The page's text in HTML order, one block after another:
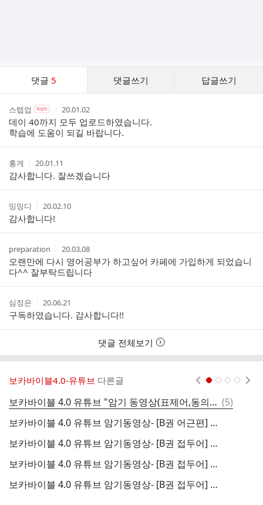
댓글 5 댓글쓰기 답글쓰기
트
작
성
자
스텝업 작
성
자
본
인
부
작
자
작
성
시
간
20.01.02
데이 40까지 모두 업로드하였습니다.
학습에 도움이 되길 바랍니다.
작
성
자
홍게
작
성
시
간
20.01.11
감사합니다. 잘쓰겠습니다
작
성
자
밍밍디
작
성
시
간
20.02.10
감사합니다!
작
성
자
preparation
작
성
시
간
20.03.08
오랜만에 다시 영어공부가 하고싶어 카페에 가입하게 되었습니
다^^ 잘부탁드립니다
작
성
자
심정은
작
성
시
간
20.06.21
구독하였습니다. 감사합니다!!
댓글 전체보기
보카바이블4.0-유튜브 다른글
보카바이블 4.0 유튜브 "암기 동영상(표제어,동의어,어원)" 업데이트 안내(2020.09.10) 댓
글
(5)
보카바이블 4.0 유튜브 암기동영상- [B권 어근편] DAY 11
보카바이블 4.0 유튜브 암기동영상- [B권 접두어] DAY 10
보카바이블 4.0 유튜브 암기동영상- [B권 접두어] DAY 09
보카바이블 4.0 유튜브 암기동영상- [B권 접두어] DAY 08